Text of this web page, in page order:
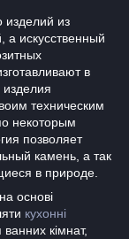
из
а искусственный
в
техническим
некоторым
позволяет
камень, а так
в природе.
основі
кухонні
ванних кімнат,